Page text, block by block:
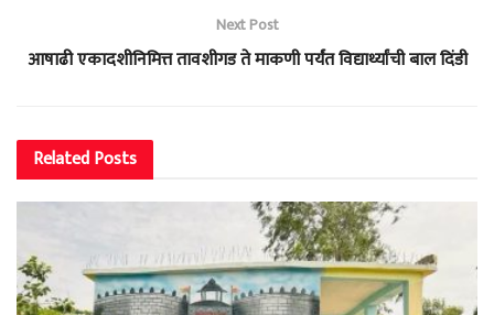
Next Post
आषाढी एकादशीनिमित्त तावशीगड ते माकणी पर्यंत विद्यार्थ्यांची बाल दिंडी
RelatedPosts